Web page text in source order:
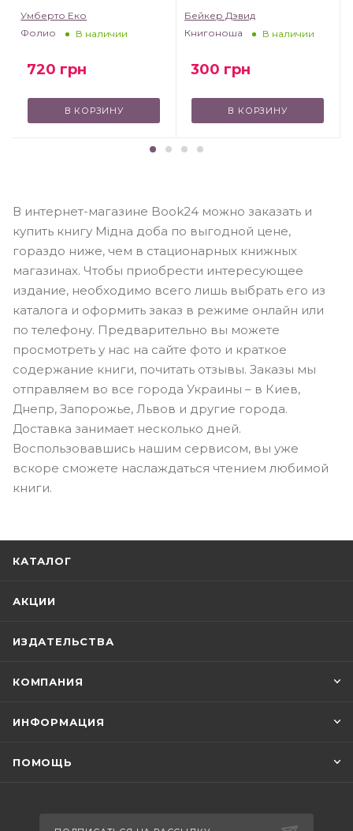
Умберто Еко
Фолио
В наличии
720 грн
В КОРЗИНУ
Бейкер Дэвид
Книгоноша
В наличии
300 грн
В КОРЗИНУ
В интернет-магазине Book24 можно заказать и
купить книгу Мідна доба по выгодной цене,
гораздо ниже, чем в стационарных книжных
магазинах. Чтобы приобрести интересующее
издание, необходимо всего лишь выбрать его из
каталога и оформить заказ в режиме онлайн или
по телефону. Предварительно вы можете
просмотреть у нас на сайте фото и краткое
содержание книги, почитать отзывы. Заказы мы
отправляем во все города Украины – в Киев,
Днепр, Запорожье, Львов и другие города.
Доставка занимает несколько дней.
Воспользовавшись нашим сервисом, вы уже
вскоре сможете наслаждаться чтением любимой
книги.
КАТАЛОГ
АКЦИИ
ИЗДАТЕЛЬСТВА
КОМПАНИЯ
ИНФОРМАЦИЯ
ПОМОЩЬ